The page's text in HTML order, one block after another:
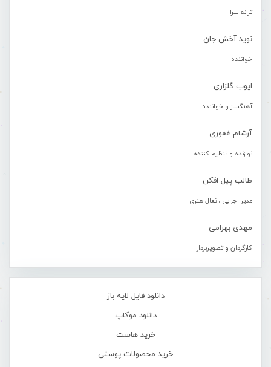
ترانه سرا
نوید آخش جان
خواننده
ایوب گلزاری
آهنگساز و خواننده
آرشام غفوری
نوازنده و تنظیم کننده
طالب پیل افکن
مدیر اجرایی ، فعال هنری
مهدی بهرامی
کارگردان و تصویربردار
دانلود فایل لایه باز
دانلود موکاپ
خرید هاست
خرید محصولات پوستی